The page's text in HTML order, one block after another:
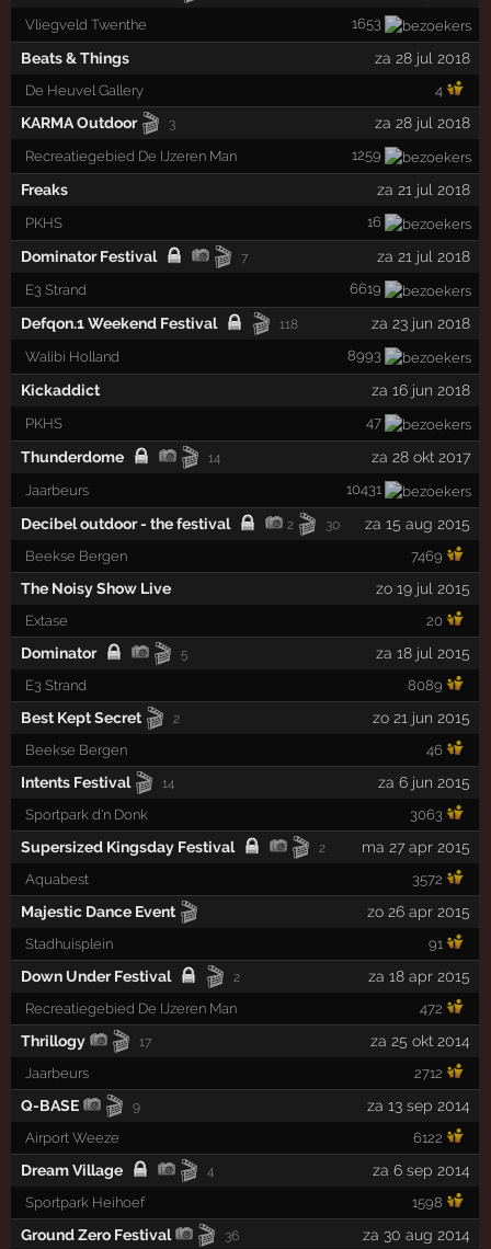
Vliegveld Twenthe 1653
Beats & Things za 28 jul 2018
De Heuvel Gallery 4
KARMA Outdoor 🎬 3 za 28 jul 2018
Recreatiegebied De IJzeren Man 1259
Freaks za 21 jul 2018
PKHS 16
Dominator Festival 🎬 7 za 21 jul 2018
E3 Strand 6619
Defqon.1 Weekend Festival 🎬 118 za 23 jun 2018
Walibi Holland 8993
Kickaddict za 16 jun 2018
PKHS 47
Thunderdome 🎬 14 za 28 okt 2017
Jaarbeurs 10431
Decibel outdoor - the festival 2 🎬 30 za 15 aug 2015
Beekse Bergen 7469
The Noisy Show Live zo 19 jul 2015
Extase 20
Dominator 🎬 5 za 18 jul 2015
E3 Strand 8089
Best Kept Secret 🎬 2 zo 21 jun 2015
Beekse Bergen 46
Intents Festival 🎬 14 za 6 jun 2015
Sportpark d'n Donk 3063
Supersized Kingsday Festival 🎬 2 ma 27 apr 2015
Aquabest 3572
Majestic Dance Event 🎬 zo 26 apr 2015
Stadhuisplein 91
Down Under Festival 🎬 2 za 18 apr 2015
Recreatiegebied De IJzeren Man 472
Thrillogy 🎬 17 za 25 okt 2014
Jaarbeurs 2712
Q-BASE 🎬 9 za 13 sep 2014
Airport Weeze 6122
Dream Village 🎬 4 za 6 sep 2014
Sportpark Heihoef 1598
Ground Zero Festival 🎬 36 za 30 aug 2014